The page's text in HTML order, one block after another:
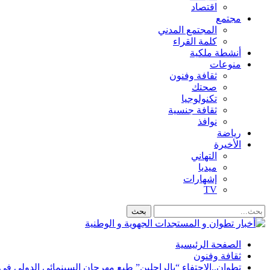
اقتصاد
مجتمع
المجتمع المدني
كلمة القراء
أنشطة ملكية
منوعات
ثقافة وفنون
صحتك
تكنولوجيا
ثقافة جنسية
نوافذ
رياضة
الأخيرة
التهاني
ميديا
إشهارات
TV
الصفحة الرئيسية
ثقافة وفنون
تطوان..الاحتفاء “بالراحلين” طبع مهرجان السينمائي الدولي في